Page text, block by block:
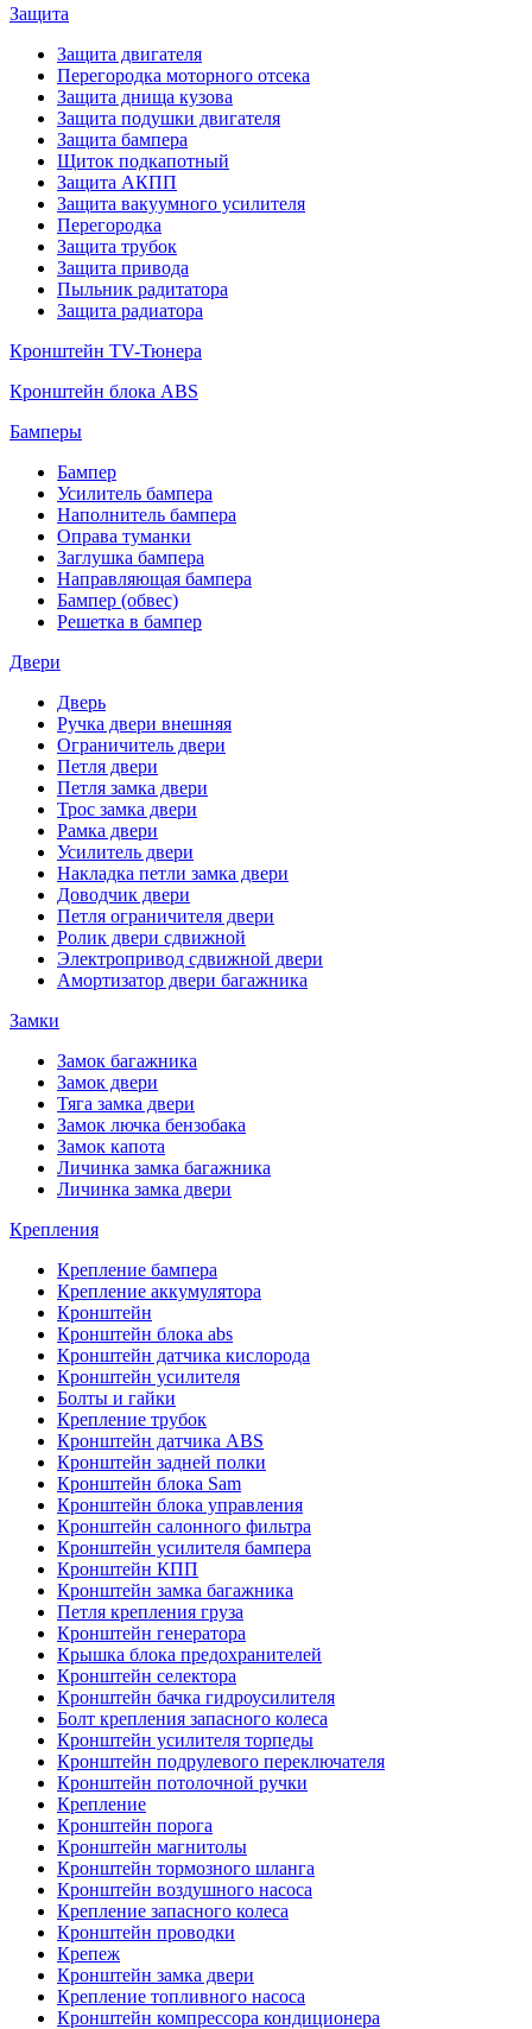
Защита
Защита двигателя
Перегородка моторного отсека
Защита днища кузова
Защита подушки двигателя
Защита бампера
Щиток подкапотный
Защита АКПП
Защита вакуумного усилителя
Перегородка
Защита трубок
Защита привода
Пыльник радитатора
Защита радиатора
Кронштейн TV-Тюнера
Кронштейн блока ABS
Бамперы
Бампер
Усилитель бампера
Наполнитель бампера
Оправа туманки
Заглушка бампера
Направляющая бампера
Бампер (обвес)
Решетка в бампер
Двери
Дверь
Ручка двери внешняя
Ограничитель двери
Петля двери
Петля замка двери
Трос замка двери
Рамка двери
Усилитель двери
Накладка петли замка двери
Доводчик двери
Петля ограничителя двери
Ролик двери сдвижной
Электропривод сдвижной двери
Амортизатор двери багажника
Замки
Замок багажника
Замок двери
Тяга замка двери
Замок лючка бензобака
Замок капота
Личинка замка багажника
Личинка замка двери
Крепления
Крепление бампера
Крепление аккумулятора
Кронштейн
Кронштейн блока abs
Кронштейн датчика кислорода
Кронштейн усилителя
Болты и гайки
Крепление трубок
Кронштейн датчика ABS
Кронштейн задней полки
Кронштейн блока Sam
Кронштейн блока управления
Кронштейн салонного фильтра
Кронштейн усилителя бампера
Кронштейн КПП
Кронштейн замка багажника
Петля крепления груза
Кронштейн генератора
Крышка блока предохранителей
Кронштейн селектора
Кронштейн бачка гидроусилителя
Болт крепления запасного колеса
Кронштейн усилителя торпеды
Кронштейн подрулевого переключателя
Кронштейн потолочной ручки
Крепление
Кронштейн порога
Кронштейн магнитолы
Кронштейн тормозного шланга
Кронштейн воздушного насоса
Крепление запасного колеса
Кронштейн проводки
Крепеж
Кронштейн замка двери
Крепление топливного насоса
Кронштейн компрессора кондиционера